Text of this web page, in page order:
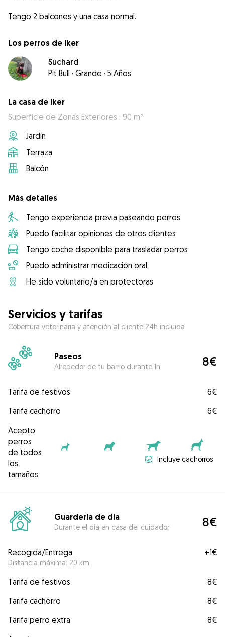
Tengo 2 balcones y una casa normal.
Los perros de Iker
Suchard
Pit Bull · Grande · 5 Años
La casa de Iker
Superficie de Zonas Exteriores : 90 m²
Jardín
Terraza
Balcón
Más detalles
Tengo experiencia previa paseando perros
Puedo facilitar opiniones de otros clientes
Tengo coche disponible para trasladar perros
Puedo administrar medicación oral
He sido voluntario/a en protectoras
Servicios y tarifas
Cobertura veterinaria y atención al cliente 24h incluida
Paseos
Alrededor de tu barrio durante 1h 8€
Tarifa de festivos
6€
Tarifa cachorro
6€
Acepto
perros
de todos
los
tamaños
Incluye cachorros
Guardería de día
Durante el día en casa del cuidador 8€
Recogida/Entrega
Distancia máxima: 20 km
+1€
Tarifa de festivos
8€
Tarifa cachorro
8€
Tarifa perro extra
8€